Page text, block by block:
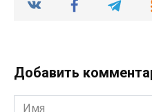
Добавить
Имя